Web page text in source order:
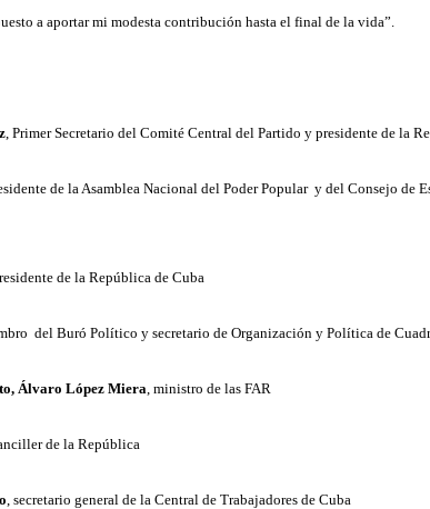
a aportar mi modesta contribución hasta el final de la vida”.
, Primer Secretario del Comité Central del Partido y presidente de la
de la Asamblea Nacional del Poder Popular y del Consejo de
de la República de Cuba
del Buró Político y secretario de Organización y Política de
Álvaro López Miera , ministro de las FAR
de la República
, secretario general de la Central de Trabajadores de Cuba